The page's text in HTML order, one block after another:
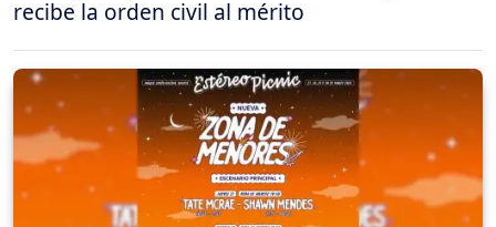
recibe la orden civil al mérito